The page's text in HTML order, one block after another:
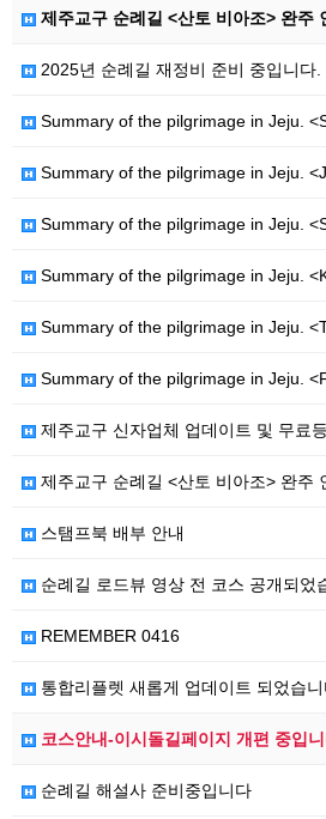
제주교구 순례길 <산토 비아조> 완주 인증
2025년 순례길 재정비 준비 중입니다.
Summary of the pilgrimage in Jeju. <St.
Summary of the pilgrimage in Jeju. <Jeong
Summary of the pilgrimage in Jeju. <Sinchuk
Summary of the pilgrimage in Jeju. <Kim
Summary of the pilgrimage in Jeju. <The route of
Summary of the pilgrimage in Jeju. <Fr. Andrea Kim
제주교구 신자업체 업데이트 및 무료
제주교구 순례길 <산토 비아조> 완주 인증
스탬프북 배부 안내
순례길 로드뷰 영상 전 코스 공개되었
REMEMBER 0416
통합리플렛 새롭게 업데이트 되었습니
코스안내-이시돌길페이지 개편 중입
순례길 해설사 준비중입니다